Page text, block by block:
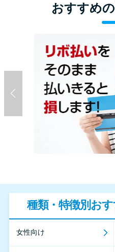
おすすめ
種類・特徴別お
女性向け